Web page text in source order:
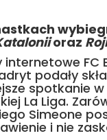
oraz
FC
podały
spotkanie
La Liga.
Simeone
i nie